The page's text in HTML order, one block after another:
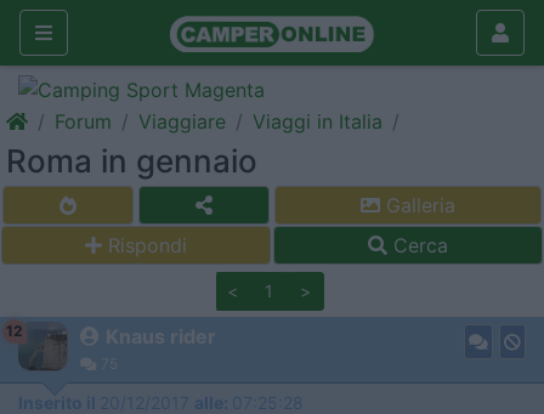
Forum Viaggiare Viaggi in Italia
Roma in gennaio
Galleria
Rispondi
Cerca
< 1 >
12 Knaus rider
75
Inserito il 20/12/2017 alle: 07:25:28